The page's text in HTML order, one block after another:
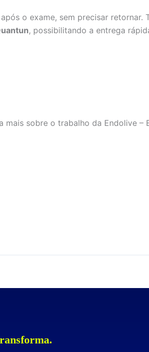
o exame, sem precisar retornar.
, possibilitando a entrega
mais sobre o trabalho da Endolive –